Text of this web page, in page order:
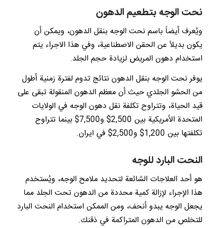
نحت الوجه بتطعيم الدهون
ويُعرف أيضاً باسم نحت الوجه بنقل الدهون، ويمكن أن
يكون بديلاً عن الحقن الاصطناعية، وفي هذا الاجراء يتم
استخدام دهون المريض لزيادة حجم الجلد.
يوفر نحت الوجه بنقل الدهون نتائج تدوم لفترة زمنية أطول
من الحشو الجلدي حيث أن معظم الدهون المنقولة تبقى على
قيد الحياة، وتتراوح تكلفة نقل دهون الوجه في الولايات
المتحدة الأمريكية بين 2,500$ و7,500$ بينما تتراوح
تكلفتها بين 1,200$ و2,500$ في ايران.
النحت البارد للوجه
هو أحد العلاجات الشائعة لتحديد ملامح الوجه، ويُستخدم
هذا الإجراء لإزالة كمية محددة من الدهون تحت الجلد مما
يجعل الوجه يبدو أنحف، ومن الممكن استخدام النحت البارد
للتخلص من الدهون المتراكمة في ذقنك.